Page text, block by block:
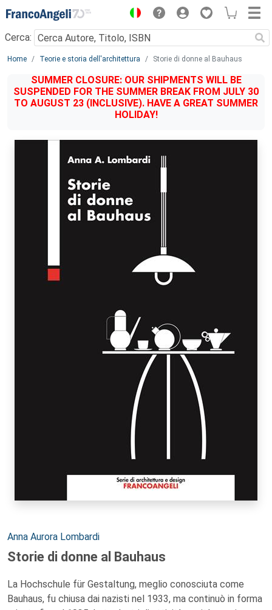
Menu
Cerca:
Main content
Home Teorie e storia dell'architettura Storie di donne al Bauhaus
SUMMER CLOSURE: OUR SHIPMENTS WILL BE
SUSPENDED FOR THE SUMMER BREAK FROM JULY 30
TO AUGUST 23 (INCLUSIVE). HAVE A GREAT SUMMER
HOLIDAY!
Autori:
Anna Aurora Lombardi
Storie di donne al Bauhaus
La Hochschule für Gestaltung, meglio conosciuta come
Bauhaus, fu chiusa dai nazisti nel 1933, ma continuò in forma